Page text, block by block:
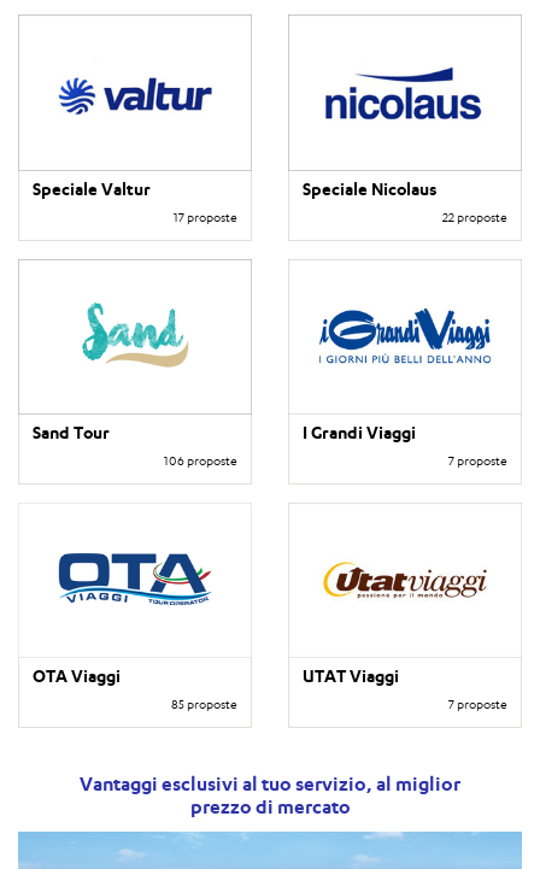
Speciale Valtur
17 proposte
Speciale Nicolaus
22 proposte
Sand Tour
106 proposte
I Grandi Viaggi
7 proposte
OTA Viaggi
85 proposte
UTAT Viaggi
7 proposte
Vantaggi esclusivi al tuo servizio, al miglior
prezzo di mercato